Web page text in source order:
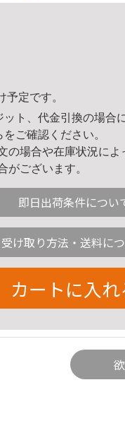
定です。
ト、代金引換の場合
をご確認ください。
の場合や在庫状況によ
がございます。
即日出荷条件につい
受け取り方法・送料に
カートに入れ